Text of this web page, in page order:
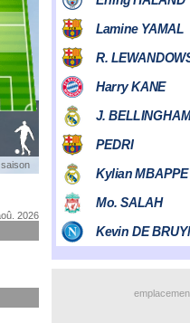
2026